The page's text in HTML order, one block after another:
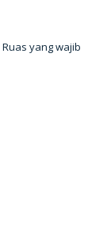
Ruas yang wajib